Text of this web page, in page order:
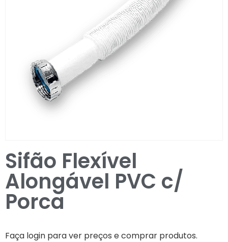
Entrar / Registar
Sifão Flexível
Alongável PVC c/
Porca
Faça login para ver preços e comprar produtos.